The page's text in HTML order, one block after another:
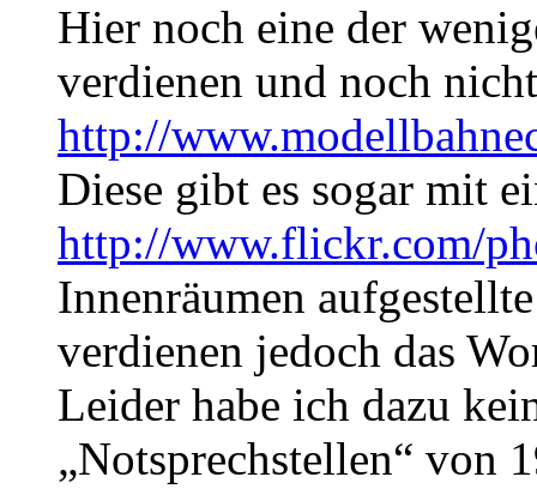
Hier noch eine der
verdienen und noch
http://
Diese gibt es sogar mit
http://www.flickr.com/
Innenräumen
verdienen jedoch das
Leider habe ich dazu
„Notsprechstellen“ von